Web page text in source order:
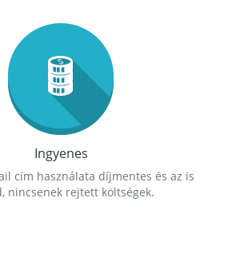
Ingyenes
cím használata díjmentes és az is
nincsenek rejtett költségek.